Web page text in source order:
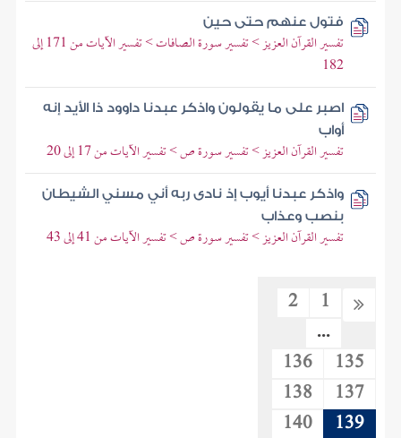
فتول عنهم حتى حين
تفسير القرآن العزيز > تفسير سورة الصافات > تفسير الآيات من 171 إلى
182
اصبر على ما يقولون واذكر عبدنا داوود ذا الأيد إنه
أواب
تفسير القرآن العزيز > تفسير سورة ص > تفسير الآيات من 17 إلى 20
واذكر عبدنا أيوب إذ نادى ربه أني مسني الشيطان
بنصب وعذاب
تفسير القرآن العزيز > تفسير سورة ص > تفسير الآيات من 41 إلى 43
1
2
...
135
136
137
138
139
140